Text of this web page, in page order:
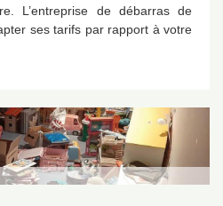
L’entreprise de débarras de
ses tarifs par rapport à votre